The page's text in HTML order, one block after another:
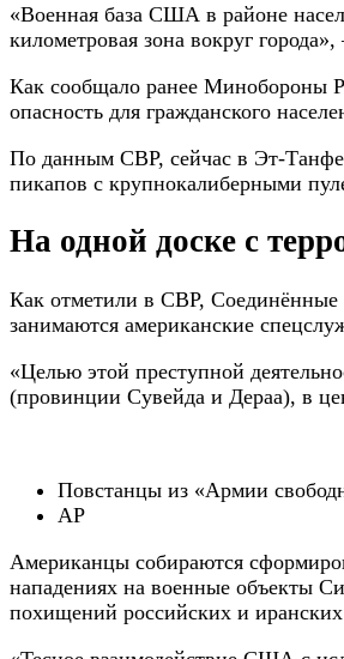
«Военная база США в районе
километровая зона вокруг
Как сообщало ранее Минобороны
опасность для гражданского
По данным СВР, сейчас в Эт-Танфе
пикапов с крупнокалиберными
На одной доске с
Как отметили в СВР, Соединённые
занимаются американские
«Целью этой преступной
(провинции Сувейда и Дераа), в
Повстанцы из «Армии
AP
Американцы собираются
нападениях на военные объекты
похищений российских и